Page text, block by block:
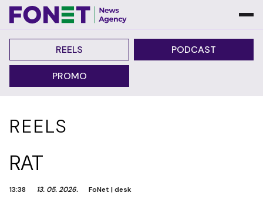
REELS PODCAST
PROMO
REELS
RAT
13:38 13. 05. 2026. FoNet |desk